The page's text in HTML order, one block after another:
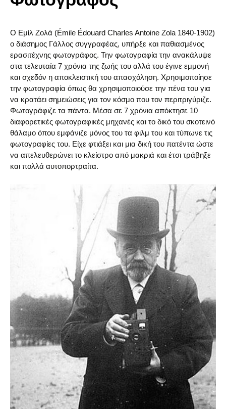
O Εμίλ Ζολά (Émile Édouard Charles Antoine Zola 1840-1902)
ο διάσημος Γάλλος συγγραφέας, υπήρξε και παθιασμένος
ερασιτέχνης φωτογράφος. Την φωτογραφία την ανακάλυψε
στα τελευταία 7 χρόνια της ζωής του αλλά του έγινε εμμονή
και σχεδόν η αποκλειστική του απασχόληση. Χρησιμοποίησε
την φωτογραφία όπως θα χρησιμοποιούσε την πένα του για
να κρατάει σημειώσεις για τον κόσμο που τον περιτριγύριζε.
Φωτογράφιζε τα πάντα. Μέσα σε 7 χρόνια απόκτησε 10
διαφορετικές φωτογραφικές μηχανές και το δικό του σκοτεινό
θάλαμο όπου εμφάνιζε μόνος του τα φιλμ του και τύπωνε τις
φωτογραφίες του. Είχε φτιάξει και μια δική του πατέντα ώστε
να απελευθερώνει το κλείστρο από μακριά και έτσι τράβηξε
και πολλά αυτοπορτραίτα.